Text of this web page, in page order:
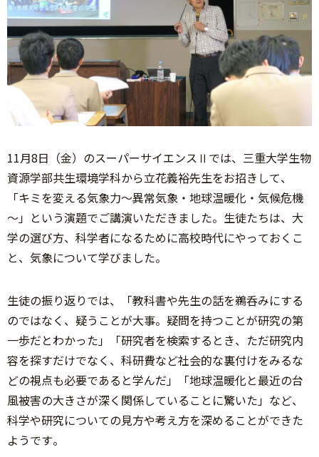
11月8日（金）のスーパーサイエンスⅡでは、三重大学生物
資源学部共生環境学科から立花義裕先生をお招きして、
「キミを変える気象力〜異常気象・地球温暖化・気候危機
～」という演題でご講演いただきました。生徒たちは、大
学の選び方、科学者になるために高校時代にやっておくこ
と、気象について学びました。
生徒の振り返りでは、「教科書や先生の話を鵜呑みにする
のではなく、疑うことが大事。疑問を持つことが研究の第
一歩だとわかった」「研究者を検索するとき、ただ研究内
容を探すだけでなく、科研費など社会的な裏付けをみるな
どの視点も必要であると学んだ」「地球温暖化と最近の台
風被害の大きさが深く関係していることに驚いた」など、
科学や研究についての見方や考え方を深めることができた
ようです。